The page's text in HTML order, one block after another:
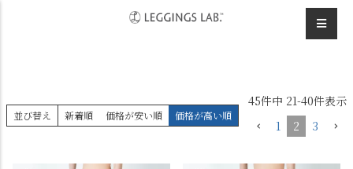
テニス
並び替え 新着順 価格が安い順 価格が高い順
45件中 21-40件表示
1
2 3